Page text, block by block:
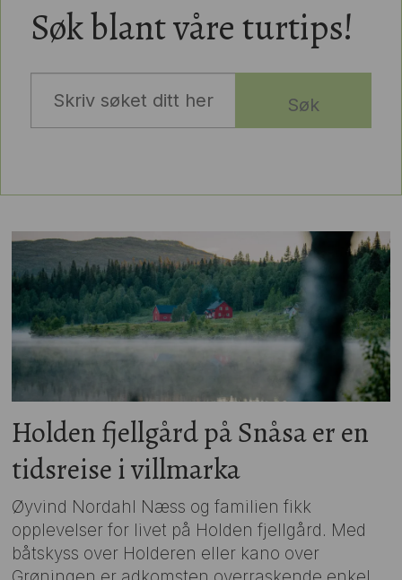
Søk blant våre turtips!
Søk
Holden fjellgård på Snåsa er en
tidsreise i villmarka
Øyvind Nordahl Næss og familien fikk
opplevelser for livet på Holden fjellgård. Med
båtskyss over Holderen eller kano over